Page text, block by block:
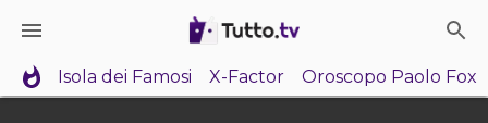
Isola dei Famosi X-Factor Oroscopo Paolo Fox